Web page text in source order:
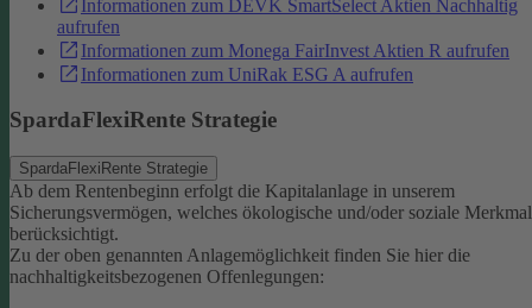
Informationen zum DEVK SmartSelect Aktien Nachhaltig
aufrufen
Informationen zum Monega FairInvest Aktien R aufrufen
Informationen zum UniRak ESG A aufrufen
SpardaFlexiRente Strategie
SpardaFlexiRente Strategie
Ab dem Rentenbeginn erfolgt die Kapitalanlage in unserem
Sicherungsvermögen, welches ökologische und/oder soziale
berücksichtigt.
Zu der oben genannten Anlagemöglichkeit finden Sie hier die
nachhaltigkeitsbezogenen Offenlegungen: